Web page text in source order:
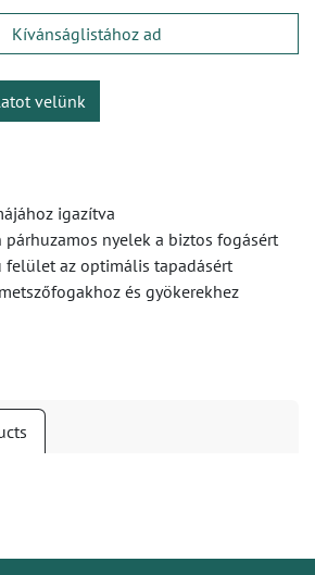
Kívánságlistához ad
velünk
igazítva
nyelek a biztos fogásért
felület az optimális tapadásért
és gyökerekhez